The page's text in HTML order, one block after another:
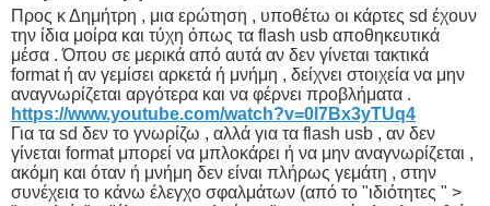
Προς κ Δημήτρη , μια ερώτηση , υποθέτω οι κάρτες sd έχουν
την ίδια μοίρα και τύχη όπως τα flash usb αποθηκευτικά
μέσα . Όπου σε μερικά από αυτά αν δεν γίνεται τακτικά
format ή αν γεμίσει αρκετά ή μνήμη , δείχνει στοιχεία να μην
αναγνωρίζεται αργότερα και να φέρνει προβλήματα .
https://www.youtube.com/watch?v=0l7Bx3yTUq4
Για τα sd δεν το γνωρίζω , αλλά για τα flash usb , αν δεν
γίνεται format μπορεί να μπλοκάρει ή να μην αναγνωρίζεται ,
ακόμη και όταν ή μνήμη δεν είναι πλήρως γεμάτη , στην
συνέχεια το κάνω έλεγχο σφαλμάτων (από το "ιδιότητες " >